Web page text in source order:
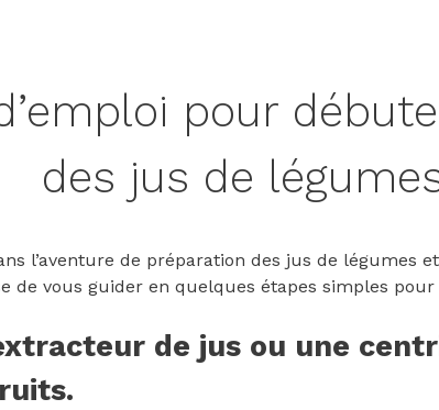
pour
des jus de
l’aventure de préparation des jus de légumes
de vous guider en quelques étapes simples pour
de jus ou une